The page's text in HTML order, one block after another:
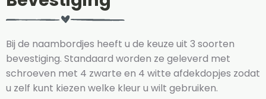
Bij de naambordjes heeft u de keuze uit 3 soorten
bevestiging. Standaard worden ze geleverd met
schroeven met 4 zwarte en 4 witte afdekdopjes zodat
u zelf kunt kiezen welke kleur u wilt gebruiken.